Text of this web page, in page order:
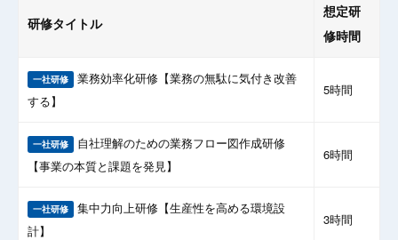
研修タイトル
想定研
修時間
一社研修 業務効率化研修【業務の無駄に気付き改善
する】
5時間
一社研修 自社理解のための業務フロー図作成研修
【事業の本質と課題を発見】
6時間
一社研修 集中力向上研修【生産性を高める環境設
計】
3時間